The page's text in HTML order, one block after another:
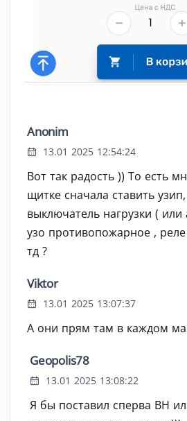
Anonim
13.01 2025 12:54:24
Вот так радость )) То есть
щитке сначала ставить
выключатель нагрузки ( или
узо противопожарное ,
тд ?
Viktor
13.01 2025 13:07:37
А они прям там в каждом
Geopolis78
13.01 2025 13:08:22
Я бы поставил сперва ВН